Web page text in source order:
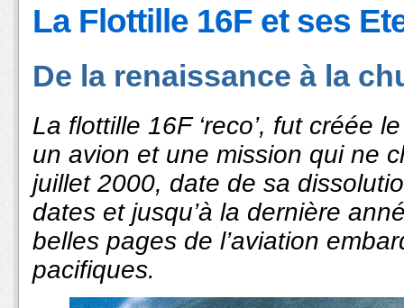
La Flottille 16F et ses
De la renaissance à la
La flottille 16F ‘reco’, fut créée
un avion et une mission qui ne
juillet 2000, date de sa
dates et jusqu’à la dernière
belles pages de l’aviation
pacifiques.